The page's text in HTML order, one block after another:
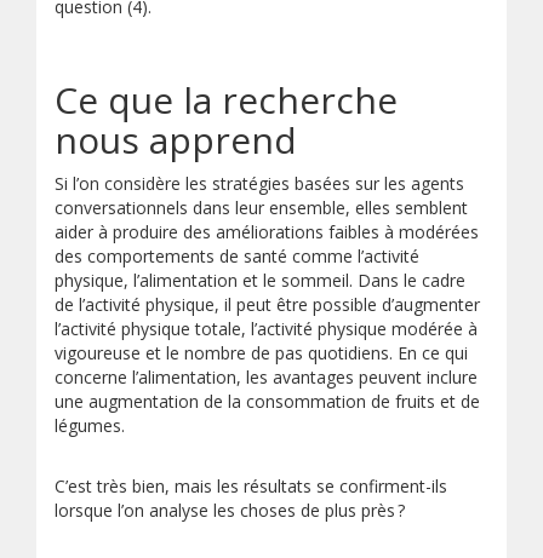
question (4).
Ce que la recherche
nous apprend
Si l’on considère les stratégies basées sur les agents
conversationnels dans leur ensemble, elles semblent
aider à produire des améliorations faibles à modérées
des comportements de santé comme l’activité
physique, l’alimentation et le sommeil. Dans le cadre
de l’activité physique, il peut être possible d’augmenter
l’activité physique totale, l’activité physique modérée à
vigoureuse et le nombre de pas quotidiens. En ce qui
concerne l’alimentation, les avantages peuvent inclure
une augmentation de la consommation de fruits et de
légumes.
C’est très bien, mais les résultats se confirment-ils
lorsque l’on analyse les choses de plus près ?